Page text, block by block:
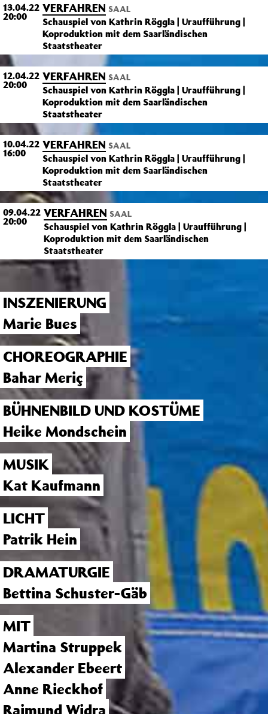
13.04.22
20:00
VERFAHREN SAAL
Schauspiel von Kathrin Röggla | Uraufführung |
Koproduktion mit dem Saarländischen
Staatstheater
12.04.22
20:00
VERFAHREN SAAL
Schauspiel von Kathrin Röggla | Uraufführung |
Koproduktion mit dem Saarländischen
Staatstheater
10.04.22
16:00
VERFAHREN SAAL
Schauspiel von Kathrin Röggla | Uraufführung |
Koproduktion mit dem Saarländischen
Staatstheater
09.04.22
20:00
VERFAHREN SAAL
Schauspiel von Kathrin Röggla | Uraufführung |
Koproduktion mit dem Saarländischen
Staatstheater
INSZENIERUNG
Marie Bues
CHOREOGRAPHIE
Bahar Meriç
BÜHNENBILD UND KOSTÜME
Heike Mondschein
MUSIK
Kat Kaufmann
LICHT
Patrik Hein
DRAMATURGIE
Bettina Schuster-Gäb
MIT
Martina Struppek
Alexander Ebeert
Anne Rieckhof
Raimund Widra